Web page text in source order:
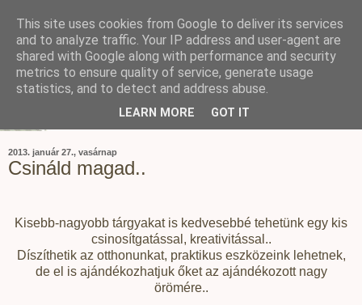
2013. január 27., vasárnap
Csináld magad..
Kisebb-nagyobb tárgyakat is kedvesebbé tehetünk egy kis
csinosítgatással, kreativitással..
Díszíthetik az otthonunkat, praktikus eszközeink lehetnek,
de el is ajándékozhatjuk őket az ajándékozott nagy
örömére..
This site uses cookies from Google to deliver its services
and to analyze traffic. Your IP address and user-agent are
shared with Google along with performance and security
metrics to ensure quality of service, generate usage
statistics, and to detect and address abuse.
LEARN MORE GOT IT